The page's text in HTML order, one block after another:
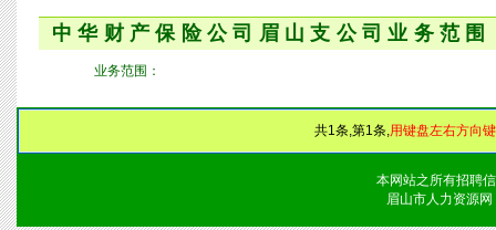
中华财产保险公司眉山支公司业务范围
业务范围：
共1条,第1条,用键盘左右方向
本网站之所有招聘
眉山市人力资源